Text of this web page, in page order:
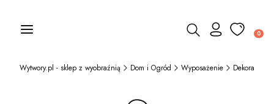
Otwórz wyszukiwarkę
Wytwory.pl - sklep z wyobraźnią Dom i Ogród Wyposażenie Dekoracje i